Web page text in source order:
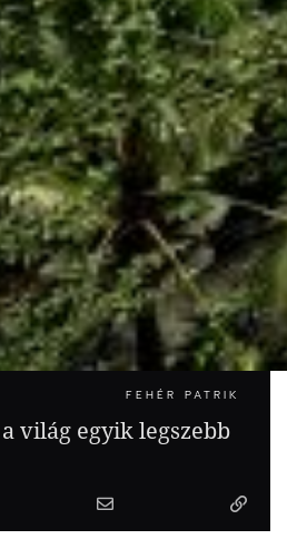
FEHÉR PATRIK
világ egyik legszebb